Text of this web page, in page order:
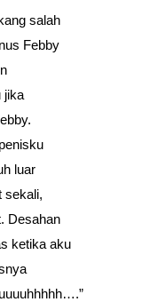
salah
Febby
jika
luar
sekali,
Desahan
ketika aku